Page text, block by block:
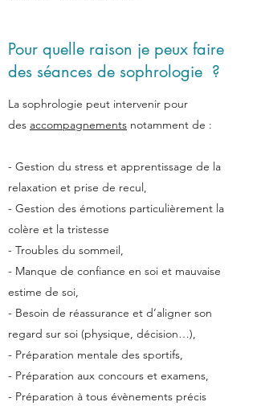
Pour quelle raison je peux faire
des séances de sophrologie ?
La sophrologie peut intervenir pour
des accompagnements notamment de :
- Gestion du stress et apprentissage de la
relaxation et prise de recul,
- Gestion des émotions particulièrement la
colère et la tristesse
- Troubles du sommeil,
- Manque de confiance en soi et mauvaise
estime de soi,
- Besoin de réassurance et d’aligner son
regard sur soi (physique, décision…),
- Préparation mentale des sportifs,
- Préparation aux concours et examens,
- Préparation à tous évènements précis